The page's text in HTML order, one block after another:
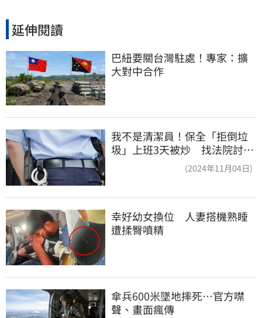
延伸閱讀
巴紐要關台灣駐處！專家：擴
大對中合作
我不是清潔員！保全「拒倒垃
圾」上班3天被炒 找法院討公
(2024年11月04日)
幸好幼女換位　人妻搭機熟睡
遭揉臀噴精
傘兵600米墜地摔死…官方噤
聲、畫面瘋傳